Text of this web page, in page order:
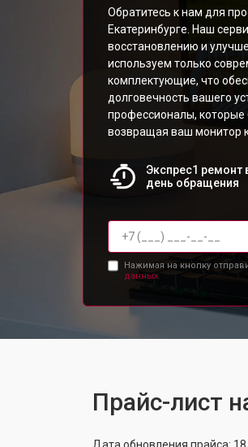
Обратитесь к нам для
Екатеринбурге. Наш
восстановлению и
используем только
комплектующие, что
долговечность вашего
профессионалы, которые
возвращая ваш монитор
Экспрес1 ремонт
день обращения
Нажимая на кнопку
данных.
Прайс-лист
Дата обновления прайса: